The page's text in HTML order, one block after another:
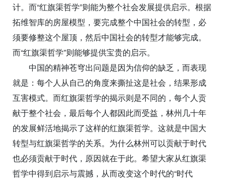
计。而“红旗渠哲学”则能为整个社会发展提供启示。根据
拓维智库的房屋模型，要完成整个中国社会的转型，必
须要修整这个屋顶，然后中国社会的转型才能够完成。
而“红旗渠哲学”则能够提供宝贵的启示。
中国的精神苍穹出问题是因为信仰的缺乏，而表现
就是：每个人从自己的角度来撕扯这是社会，结果形成
互害模式。而红旗渠哲学的揭示则是不同的，每个人贡
献于整个社会，最后每个人都因此而受益，林州几十年
的发展鲜活地揭示了这样的红旗渠哲学。这就是中国大
转型与红旗渠哲学的关系。为什么林州可以贡献于时代
也必须贡献于时代，原因就在于此。希望大家从红旗渠
哲学中得到启示与震撼，从而改变这个时代的“时代